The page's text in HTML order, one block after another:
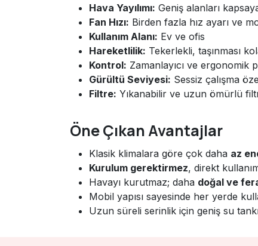
Hava Yayılımı: Geniş alanları
Fan Hızı: Birden fazla hız ayarı ve
Kullanım Alanı: Ev ve ofis
Hareketlilik: Tekerlekli, taşınması
Kontrol: Zamanlayıcı ve ergonomik
Gürültü Seviyesi: Sessiz çalışma
Filtre: Yıkanabilir ve uzun ömürlü
Öne Çıkan Avantajlar
Klasik klimalara göre çok daha az
Kurulum gerektirmez, direkt
Havayı kurutmaz; daha doğal ve
Mobil yapısı sayesinde her yerde
Uzun süreli serinlik için geniş su